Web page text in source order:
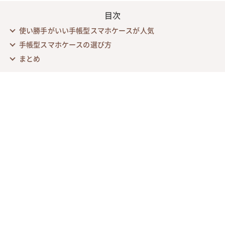
目次
使い勝手がいい手帳型スマホケースが人気
手帳型スマホケースの選び方
まとめ